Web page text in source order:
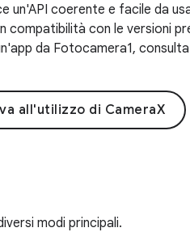
un'API coerente e facile da
compatibilità con le versioni
da Fotocamera1,
all'utilizzo di CameraX
modi principali.